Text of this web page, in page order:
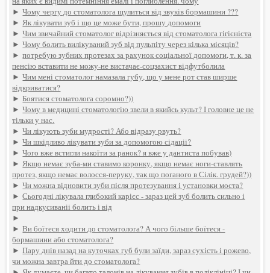
►Чому чергу до стоматолога щулиться від звуків бормашини ???
►Як лікувати зуб і що це може бути, прошу допомоги
►Чим звичайний стоматолог відрізняється від стоматолога гігієніста
►Чому болить вилікуваний зуб від пульпіту через кілька місяців?
►потребую зубних протезах за рахунок соціальної допомоги, т. к. за
пенсію вставити не можу-не вистачає-соцзахист відфутболила
►Чим мені стоматолог намазала губу, що у мене рот став ширше
відкриватися?
►Боятися стоматолога соромно?))
►Чому в медицині стоматологію звели в якийсь культ? І головне це не
тільки у нас.
►Чи лікують зуби мудрості? Або відразу рвуть?
►Чи шкідливо лікувати зуби за допомогою сідаціі?
►Чого вже встигли накоїти за ранок? я вже у дантиста побував)
►Якщо немає зуба-ми ставимо коронку, якщо немає ноги-ставлять
протез, якщо немає волосся-перуку, так що поганого в Сілік. грудей?))
►Чи можна відновити зуби після протезування і установки моста?
►Сьогодні лікувала глибокий карієс - зараз цей зуб болить сильно і
при надкусиваніі болить і від
►
►Ви боїтеся ходити до стоматолога? А чого більше боїтеся -
бормашини або стоматолога?
►Пару днів назад на куточках губ були заїди, зараз сухість і рожево,
чи можна завтра йти до стоматолога?